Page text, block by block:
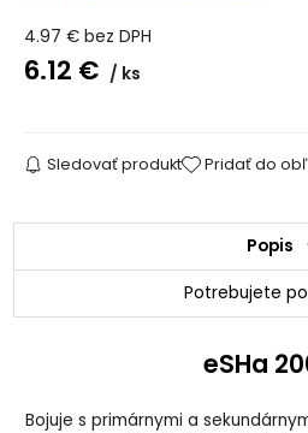
4.97 € bez DPH
6.12 € ks
Sledovať produkt Pridať do
Popis
Potrebujete
eSHa
Bojuje s primárnymi a